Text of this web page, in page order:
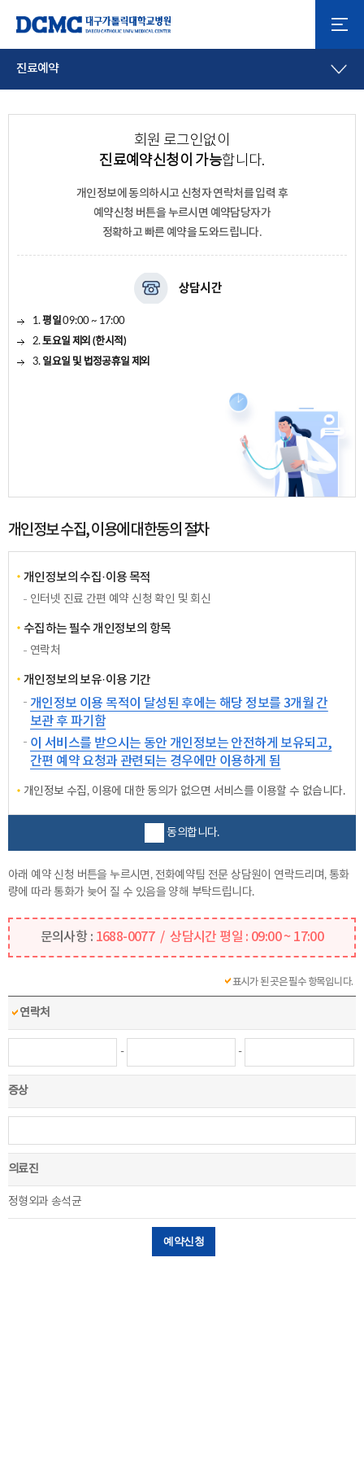
진료예약
회원 로그인없이
진료예약신청이 가능합니다.
개인정보에 동의하시고신청자 연락처를 입력 후
예약신청 버튼을 누르시면 예약담당자가
정확하고 빠른 예약을 도와드립니다.
상담시간
1.평일09:00 ~ 17:00
2.토요일 제외 (한시적)
3. 일요일 및 법정공휴일 제외
개인정보 수집, 이용에 대한동의 절차
개인정보의 수집·이용 목적
인터넷 진료 간편 예약 신청 확인 및 회신
수집하는 필수 개인정보의 항목
연락처
개인정보의 보유·이용 기간
개인정보 이용 목적이 달성된 후에는 해당 정보를 3개월 간
보관 후 파기함
이 서비스를 받으시는 동안 개인정보는 안전하게 보유되고,
간편 예약 요청과 관련되는 경우에만 이용하게 됨
개인정보 수집, 이용에 대한 동의가 없으면 서비스를 이용할 수 없습니다.
동의합니다.
아래 예약 신청 버튼을 누르시면, 전화예약팀 전문 상담원이 연락드리며, 통화
량에 따라 통화가 늦어 질 수 있음을 양해 부탁드립니다.
문의사항 : 1688-0077 / 상담시간 평일 : 09:00 ~ 17:00
표시가 된 곳은 필수 항목입니다.
연락처
- -
증상
의료진
정형외과 송석균